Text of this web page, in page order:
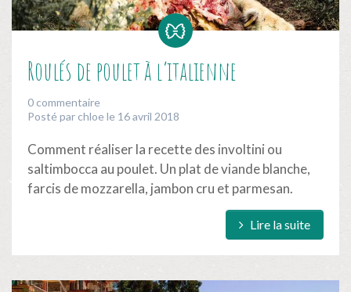
Roulés de poulet à l’italienne
0 commentaire
Posté par chloe le 16 avril 2018
Comment réaliser la recette des involtini ou
saltimbocca au poulet. Un plat de viande blanche,
farcis de mozzarella, jambon cru et parmesan.
Lire la suite